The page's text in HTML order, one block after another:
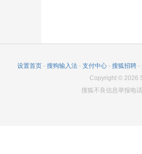
设置首页 - 搜狗输入法 - 支付中心 - 搜狐招聘 -
Copyright © 2026
搜狐不良信息举报电